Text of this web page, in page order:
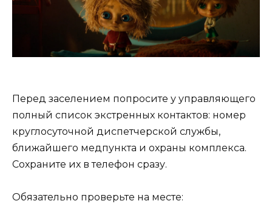
Перед заселением попросите у управляющего
полный список экстренных контактов: номер
круглосуточной диспетчерской службы,
ближайшего медпункта и охраны комплекса.
Сохраните их в телефон сразу.
Обязательно проверьте на месте: